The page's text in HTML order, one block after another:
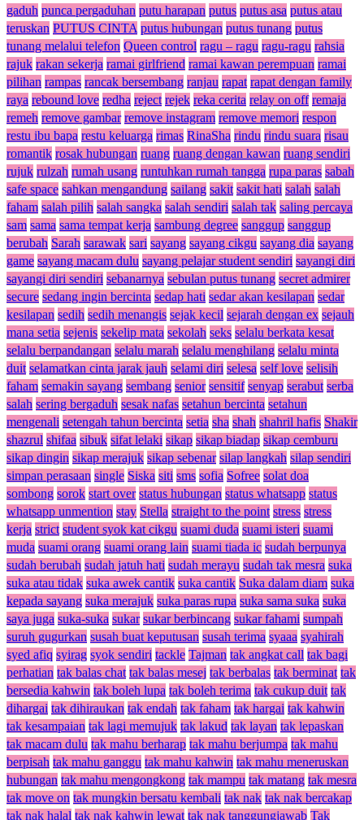
gaduh punca pergaduhan putu harapan putus putus asa putus atau
teruskan PUTUS CINTA putus hubungan putus tunang putus
tunang melalui telefon Queen control ragu – ragu ragu-ragu rahsia
rajuk rakan sekerja ramai girlfriend ramai kawan perempuan ramai
pilihan rampas rancak bersembang ranjau rapat rapat dengan family
raya rebound love redha reject rejek reka cerita relay on off remaja
remeh remove gambar remove instagram remove memori respon
restu ibu bapa restu keluarga rimas RinaSha rindu rindu suara risau
romantik rosak hubungan ruang ruang dengan kawan ruang sendiri
rujuk rulzah rumah usang runtuhkan rumah tangga rupa paras sabah
safe space sahkan mengandung sailang sakit sakit hati salah salah
faham salah pilih salah sangka salah sendiri salah tak saling percaya
sam sama sama tempat kerja sambung degree sanggup sanggup
berubah Sarah sarawak sari sayang sayang cikgu sayang dia sayang
game sayang macam dulu sayang pelajar student sendiri sayangi diri
sayangi diri sendiri sebanarnya sebulan putus tunang secret admirer
secure sedang ingin bercinta sedap hati sedar akan kesilapan sedar
kesilapan sedih sedih menangis sejak kecil sejarah dengan ex sejauh
mana setia sejenis sekelip mata sekolah seks selalu berkata kesat
selalu berpandangan selalu marah selalu menghilang selalu minta
duit selamatkan cinta jarak jauh selami diri selesa self love selisih
faham semakin sayang sembang senior sensitif senyap serabut serba
salah sering bergaduh sesak nafas setahun bercinta setahun
mengenali setengah tahun bercinta setia sha shah shahril hafis Shakir
shazrul shifaa sibuk sifat lelaki sikap sikap biadap sikap cemburu
sikap dingin sikap merajuk sikap sebenar silap langkah silap sendiri
simpan perasaan single Siska siti sms sofia Sofree solat doa
sombong sorok start over status hubungan status whatsapp status
whatsapp unmention stay Stella straight to the point stress stress
kerja strict student syok kat cikgu suami duda suami isteri suami
muda suami orang suami orang lain suami tiada ic sudah berpunya
sudah berubah sudah jatuh hati sudah merayu sudah tak mesra suka
suka atau tidak suka awek cantik suka cantik Suka dalam diam suka
kepada sayang suka merajuk suka paras rupa suka sama suka suka
saya juga suka-suka sukar sukar berbincang sukar fahami sumpah
suruh gugurkan susah buat keputusan susah terima syaaa syahirah
syed afiq syirag syok sendiri tackle Tajman tak angkat call tak bagi
perhatian tak balas chat tak balas mesej tak berbalas tak berminat tak
bersedia kahwin tak boleh lupa tak boleh terima tak cukup duit tak
dihargai tak dihiraukan tak endah tak faham tak hargai tak kahwin
tak kesampaian tak lagi memujuk tak lakud tak layan tak lepaskan
tak macam dulu tak mahu berharap tak mahu berjumpa tak mahu
berpisah tak mahu ganggu tak mahu kahwin tak mahu meneruskan
hubungan tak mahu mengongkong tak mampu tak matang tak mesra
tak move on tak mungkin bersatu kembali tak nak tak nak bercakap
tak nak halal tak nak kahwin lewat tak nak tanggungjawab Tak